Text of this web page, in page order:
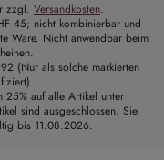
zzgl. Versandkosten.
45; nicht kombinierbar und
Ware. Nicht anwendbar beim
(Nur als solche markierten
25% auf alle Artikel unter
sind ausgeschlossen. Sie
bis 11.08.2026.